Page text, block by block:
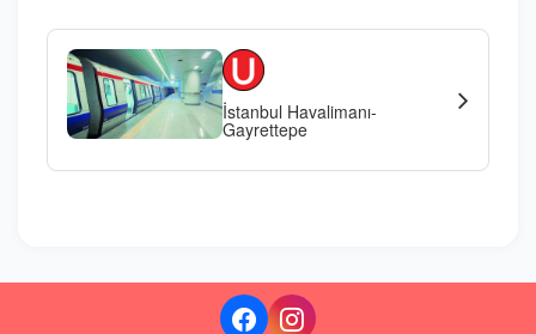
İstanbul Havalimanı-
Gayrettepe